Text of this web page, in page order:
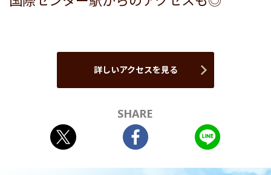
詳しいアクセスを見る
SHARE